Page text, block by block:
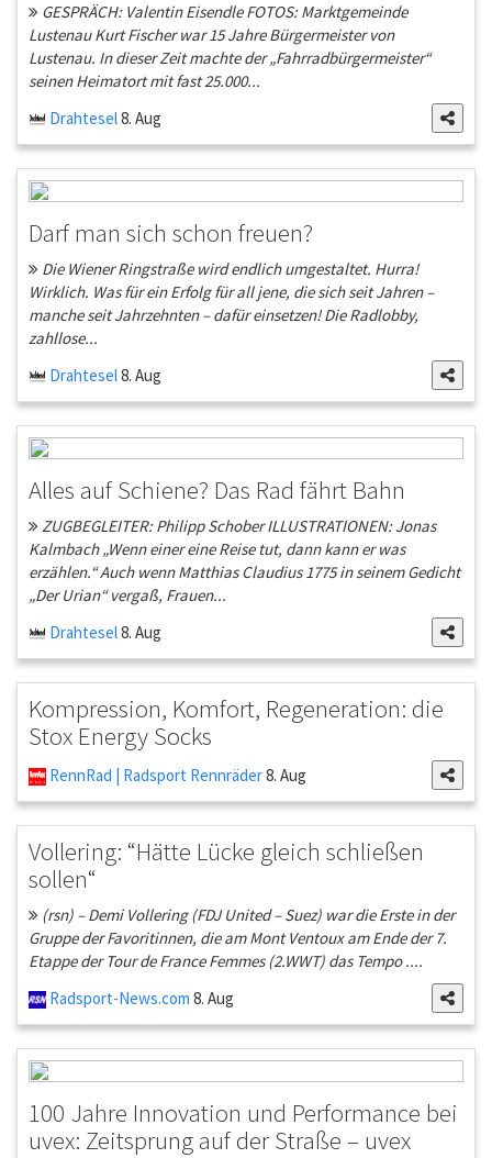
GESPRÄCH: Valentin Eisendle FOTOS: Marktgemeinde
Lustenau Kurt Fischer war 15 Jahre Bürgermeister von
Lustenau. In dieser Zeit machte der „Fahrradbürgermeister“
seinen Heimatort mit fast 25.000...
Drahtesel8. Aug
Darf man sich schon freuen?
Die Wiener Ringstraße wird endlich umgestaltet. Hurra!
Wirklich. Was für ein Erfolg für all jene, die sich seit Jahren –
manche seit Jahrzehnten – dafür einsetzen! Die Radlobby,
zahllose...
Drahtesel8. Aug
Alles auf Schiene? Das Rad fährt Bahn
ZUGBEGLEITER: Philipp Schober ILLUSTRATIONEN: Jonas
Kalmbach „Wenn einer eine Reise tut, dann kann er was
erzählen.“ Auch wenn Matthias Claudius 1775 in seinem Gedicht
„Der Urian“ vergaß, Frauen...
Drahtesel8. Aug
Kompression, Komfort, Regeneration: die
Stox Energy Socks
RennRad | Radsport Rennräder8. Aug
Vollering: “Hätte Lücke gleich schließen
sollen“
(rsn) – Demi Vollering (FDJ United – Suez) war die Erste in der
Gruppe der Favoritinnen, die am Mont Ventoux am Ende der 7.
Etappe der Tour de France Femmes (2.WWT) das Tempo ....
Radsport-News.com 8. Aug
100 Jahre Innovation und Performance bei
uvex: Zeitsprung auf der Straße – uvex